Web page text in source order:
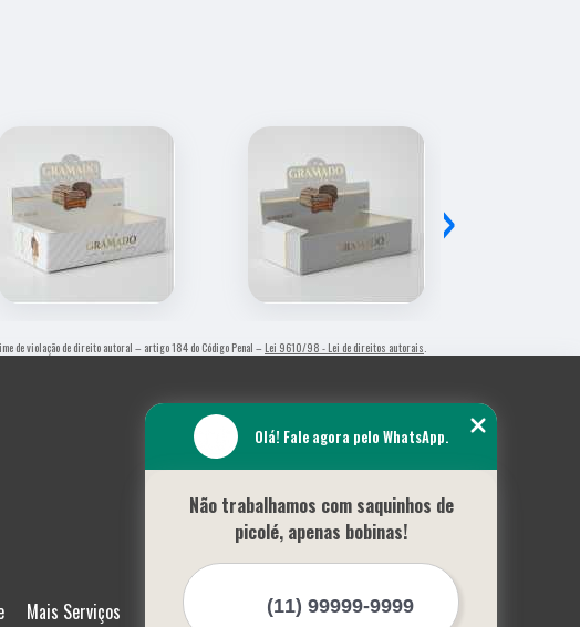
›
de violação de direito autoral – artigo 184 do Código Penal –Lei 9610/98 - Lei de direitos autorais
Mais Serviços
Olá! Fale agora pelo WhatsApp.
Não trabalhamos com saquinhos de
picolé, apenas bobinas!